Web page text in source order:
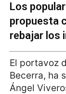
Los
propuesta
rebajar los
El portavoz
Becerra, ha
Ángel